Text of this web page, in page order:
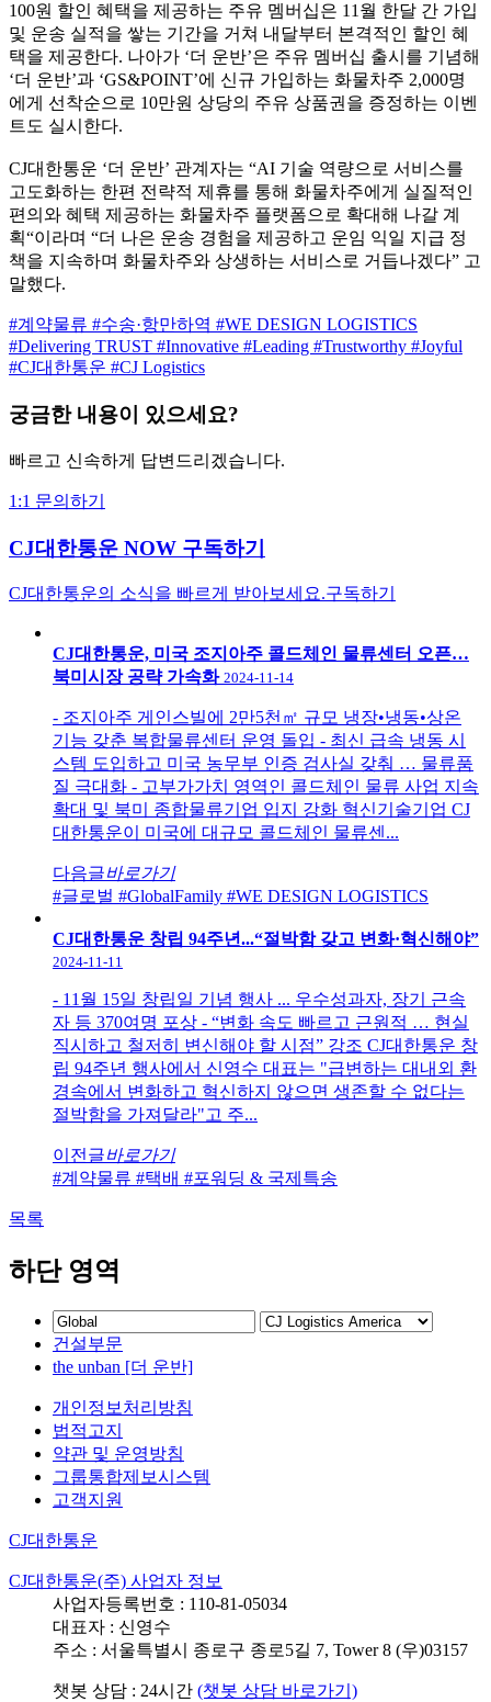
100원 할인 혜택을 제공하는 주유 멤버십은 11월 한달 간 가입
및 운송 실적을 쌓는 기간을 거쳐 내달부터 본격적인 할인 혜
택을 제공한다. 나아가 ‘더 운반’은 주유 멤버십 출시를 기념해
‘더 운반’과 ‘GS&POINT’에 신규 가입하는 화물차주 2,000명
에게 선착순으로 10만원 상당의 주유 상품권을 증정하는 이벤
트도 실시한다.
CJ대한통운 ‘더 운반’ 관계자는 “AI 기술 역량으로 서비스를
고도화하는 한편 전략적 제휴를 통해 화물차주에게 실질적인
편의와 혜택 제공하는 화물차주 플랫폼으로 확대해 나갈 계
획“이라며 “더 나은 운송 경험을 제공하고 운임 익일 지급 정
책을 지속하며 화물차주와 상생하는 서비스로 거듭나겠다” 고
말했다.
#계약물류 #수송·항만하역 #WE DESIGN LOGISTICS
#Delivering TRUST #Innovative #Leading #Trustworthy #Joyful
#CJ대한통운 #CJ Logistics
궁금한 내용이 있으세요?
빠르고 신속하게 답변드리겠습니다.
1:1 문의하기
CJ대한통운 NOW 구독하기
CJ대한통운의 소식을 빠르게 받아보세요.구독하기
CJ대한통운, 미국 조지아주 콜드체인 물류센터 오픈…
북미시장 공략 가속화 2024-11-14
- 조지아주 게인스빌에 2만5천㎡ 규모 냉장•냉동•상온
기능 갖춘 복합물류센터 운영 돌입 - 최신 급속 냉동 시
스템 도입하고 미국 농무부 인증 검사실 갖춰 … 물류품
질 극대화 - 고부가가치 영역인 콜드체인 물류 사업 지속
확대 및 북미 종합물류기업 입지 강화 혁신기술기업 CJ
대한통운이 미국에 대규모 콜드체인 물류센...
다음글바로가기
#글로벌 #GlobalFamily #WE DESIGN LOGISTICS
CJ대한통운 창립 94주년...“절박함 갖고 변화·혁신해야”
2024-11-11
- 11월 15일 창립일 기념 행사 ... 우수성과자, 장기 근속
자 등 370여명 포상 - “변화 속도 빠르고 근원적 … 현실
직시하고 철저히 변신해야 할 시점” 강조 CJ대한통운 창
립 94주년 행사에서 신영수 대표는 "급변하는 대내외 환
경속에서 변화하고 혁신하지 않으면 생존할 수 없다는
절박함을 가져달라"고 주...
이전글바로가기
#계약물류 #택배 #포워딩 & 국제특송
목록
하단 영역
건설부문
the unban [더 운반]
개인정보처리방침
법적고지
약관 및 운영방침
그룹통합제보시스템
고객지원
CJ대한통운
CJ대한통운(주) 사업자 정보
사업자등록번호 : 110-81-05034
대표자 : 신영수
주소 : 서울특별시 종로구 종로5길 7, Tower 8 (우)03157
챗봇 상담 : 24시간 (챗봇 상담 바로가기)